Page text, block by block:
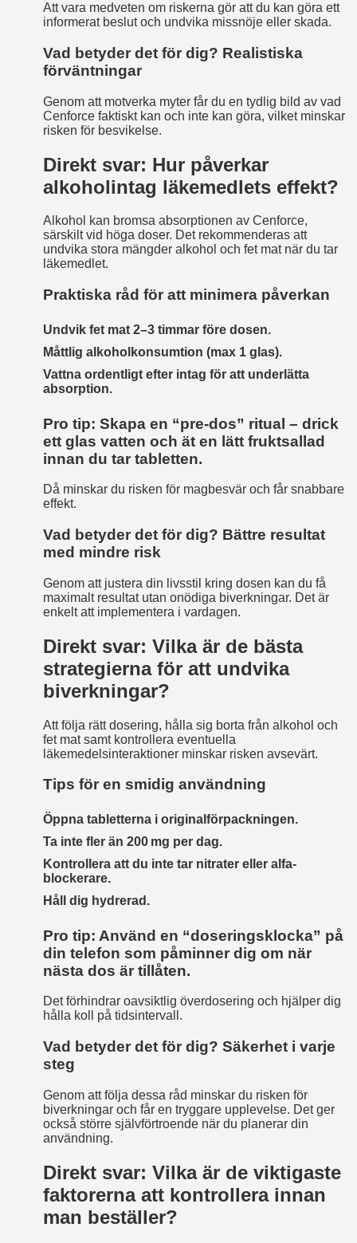
Att vara medveten om riskerna gör att du kan göra ett
informerat beslut och undvika missnöje eller skada.
Vad betyder det för dig? Realistiska
förväntningar
Genom att motverka myter får du en tydlig bild av vad
Cenforce faktiskt kan och inte kan göra, vilket minskar
risken för besvikelse.
Direkt svar: Hur påverkar
alkoholintag läkemedlets effekt?
Alkohol kan bromsa absorptionen av Cenforce,
särskilt vid höga doser. Det rekommenderas att
undvika stora mängder alkohol och fet mat när du tar
läkemedlet.
Praktiska råd för att minimera påverkan
Undvik fet mat 2–3 timmar före dosen.
Måttlig alkoholkonsumtion (max 1 glas).
Vattna ordentligt efter intag för att underlätta
absorption.
Pro tip: Skapa en “pre‑dos” ritual – drick
ett glas vatten och ät en lätt fruktsallad
innan du tar tabletten.
Då minskar du risken för magbesvär och får snabbare
effekt.
Vad betyder det för dig? Bättre resultat
med mindre risk
Genom att justera din livsstil kring dosen kan du få
maximalt resultat utan onödiga biverkningar. Det är
enkelt att implementera i vardagen.
Direkt svar: Vilka är de bästa
strategierna för att undvika
biverkningar?
Att följa rätt dosering, hålla sig borta från alkohol och
fet mat samt kontrollera eventuella
läkemedelsinteraktioner minskar risken avsevärt.
Tips för en smidig användning
Öppna tabletterna i originalförpackningen.
Ta inte fler än 200 mg per dag.
Kontrollera att du inte tar nitrater eller alfa-
blockerare.
Håll dig hydrerad.
Pro tip: Använd en “doseringsklocka” på
din telefon som påminner dig om när
nästa dos är tillåten.
Det förhindrar oavsiktlig överdosering och hjälper dig
hålla koll på tidsintervall.
Vad betyder det för dig? Säkerhet i varje
steg
Genom att följa dessa råd minskar du risken för
biverkningar och får en tryggare upplevelse. Det ger
också större självförtroende när du planerar din
användning.
Direkt svar: Vilka är de viktigaste
faktorerna att kontrollera innan
man beställer?